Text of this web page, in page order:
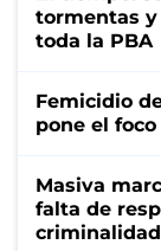
tormentas y
toda la PBA
Femicidio
pone el
Masiva
falta de